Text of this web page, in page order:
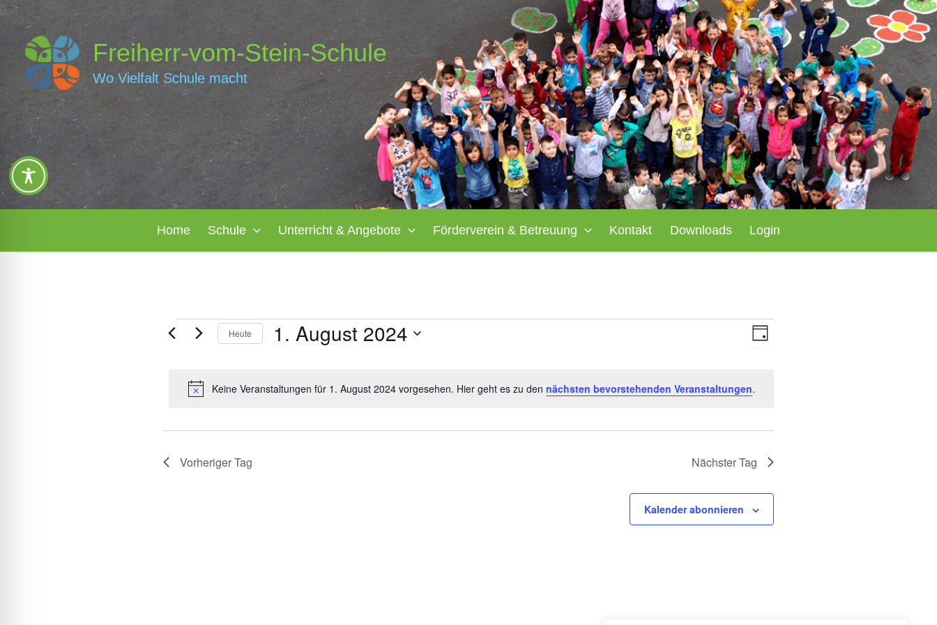
Zum
Inhalt
springen
Freiherr-vom-Stein-Schule
Wo Vielfalt Schule macht
Home Schule Unterricht & Angebote Förderverein & Betreuung Kontakt Downloads Login
Veranstaltungen
August
Hinweis
Keine Veranstaltungen für 1. August 2024 vorgesehen. Hier geht es zu den nächsten bevorstehenden Veranstaltungen.
Ansichten-
Veranstaltung
Tag
Heute 1. August 2024
Vorheriger Tag Nächster Tag
Kalender abonnieren